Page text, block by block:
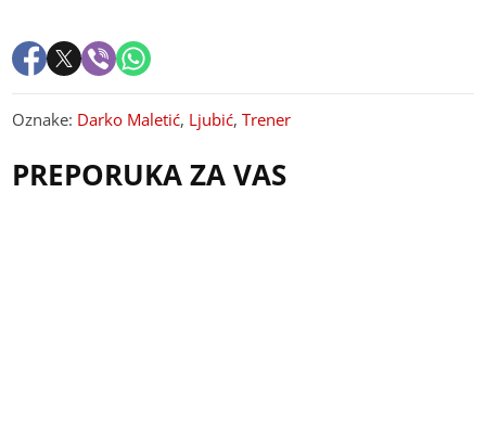
Oznake: Darko Maletić, Ljubić,Trener
PREPORUKA ZA VAS